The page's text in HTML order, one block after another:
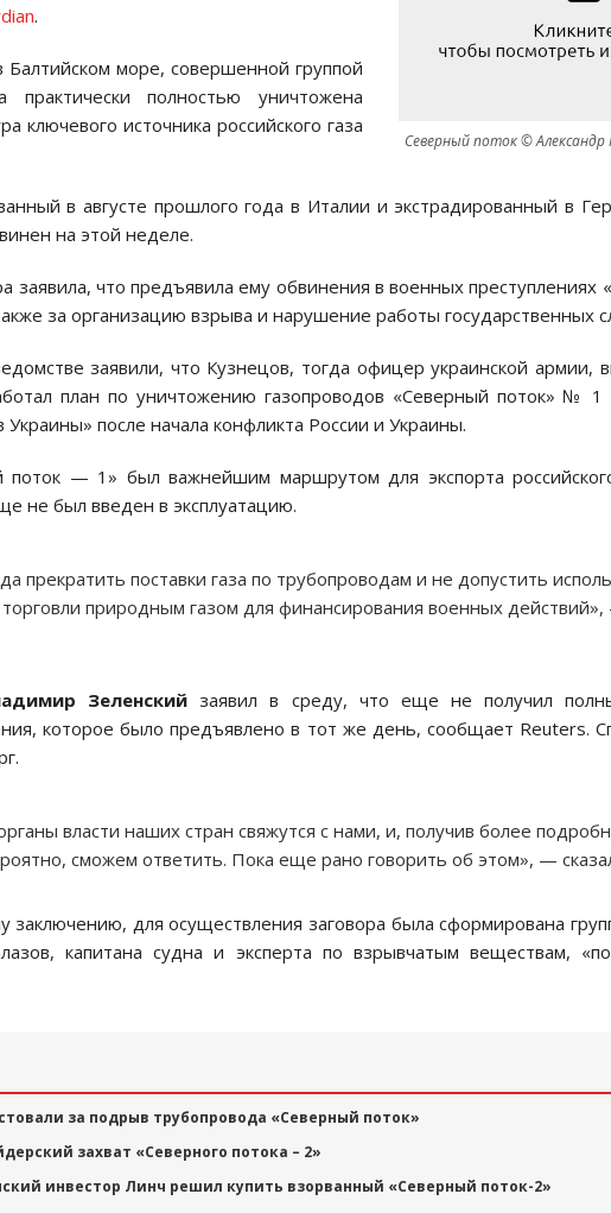
Северный поток © Александр
.
Балтийском море, совершенной группой
практически полностью уничтожена
ключевого источника российского газа
в августе прошлого года в Италии и экстрадированный в
на этой неделе.
заявила, что предъявила ему обвинения в военных преступлениях
за организацию взрыва и нарушение работы государственных
заявили, что Кузнецов, тогда офицер украинской армии,
план по уничтожению газопроводов «Северный поток» № 1
Украины» после начала конфликта России и Украины.
поток — 1» был важнейшим маршрутом для экспорта
не был введен в эксплуатацию.
прекратить поставки газа по трубопроводам и не допустить
природным газом для финансирования военных
Зеленский заявил в среду, что еще не получил
которое было предъявлено в тот же день, сообщает Reuters.
власти наших стран свяжутся с нами, и, получив более
сможем ответить. Пока еще рано говорить об этом», —
заключению, для осуществления заговора была сформирована
капитана судна и эксперта по взрывчатым веществам,
за подрыв трубопровода «Северный поток»
захват «Северного потока – 2»
инвестор Линч решил купить взорванный «Северный поток-2»